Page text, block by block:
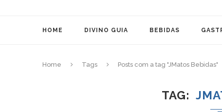
HOME DIVINO GUIA BEBIDAS
Home Tags Posts com a tag "JMatos Bebidas"
TAG